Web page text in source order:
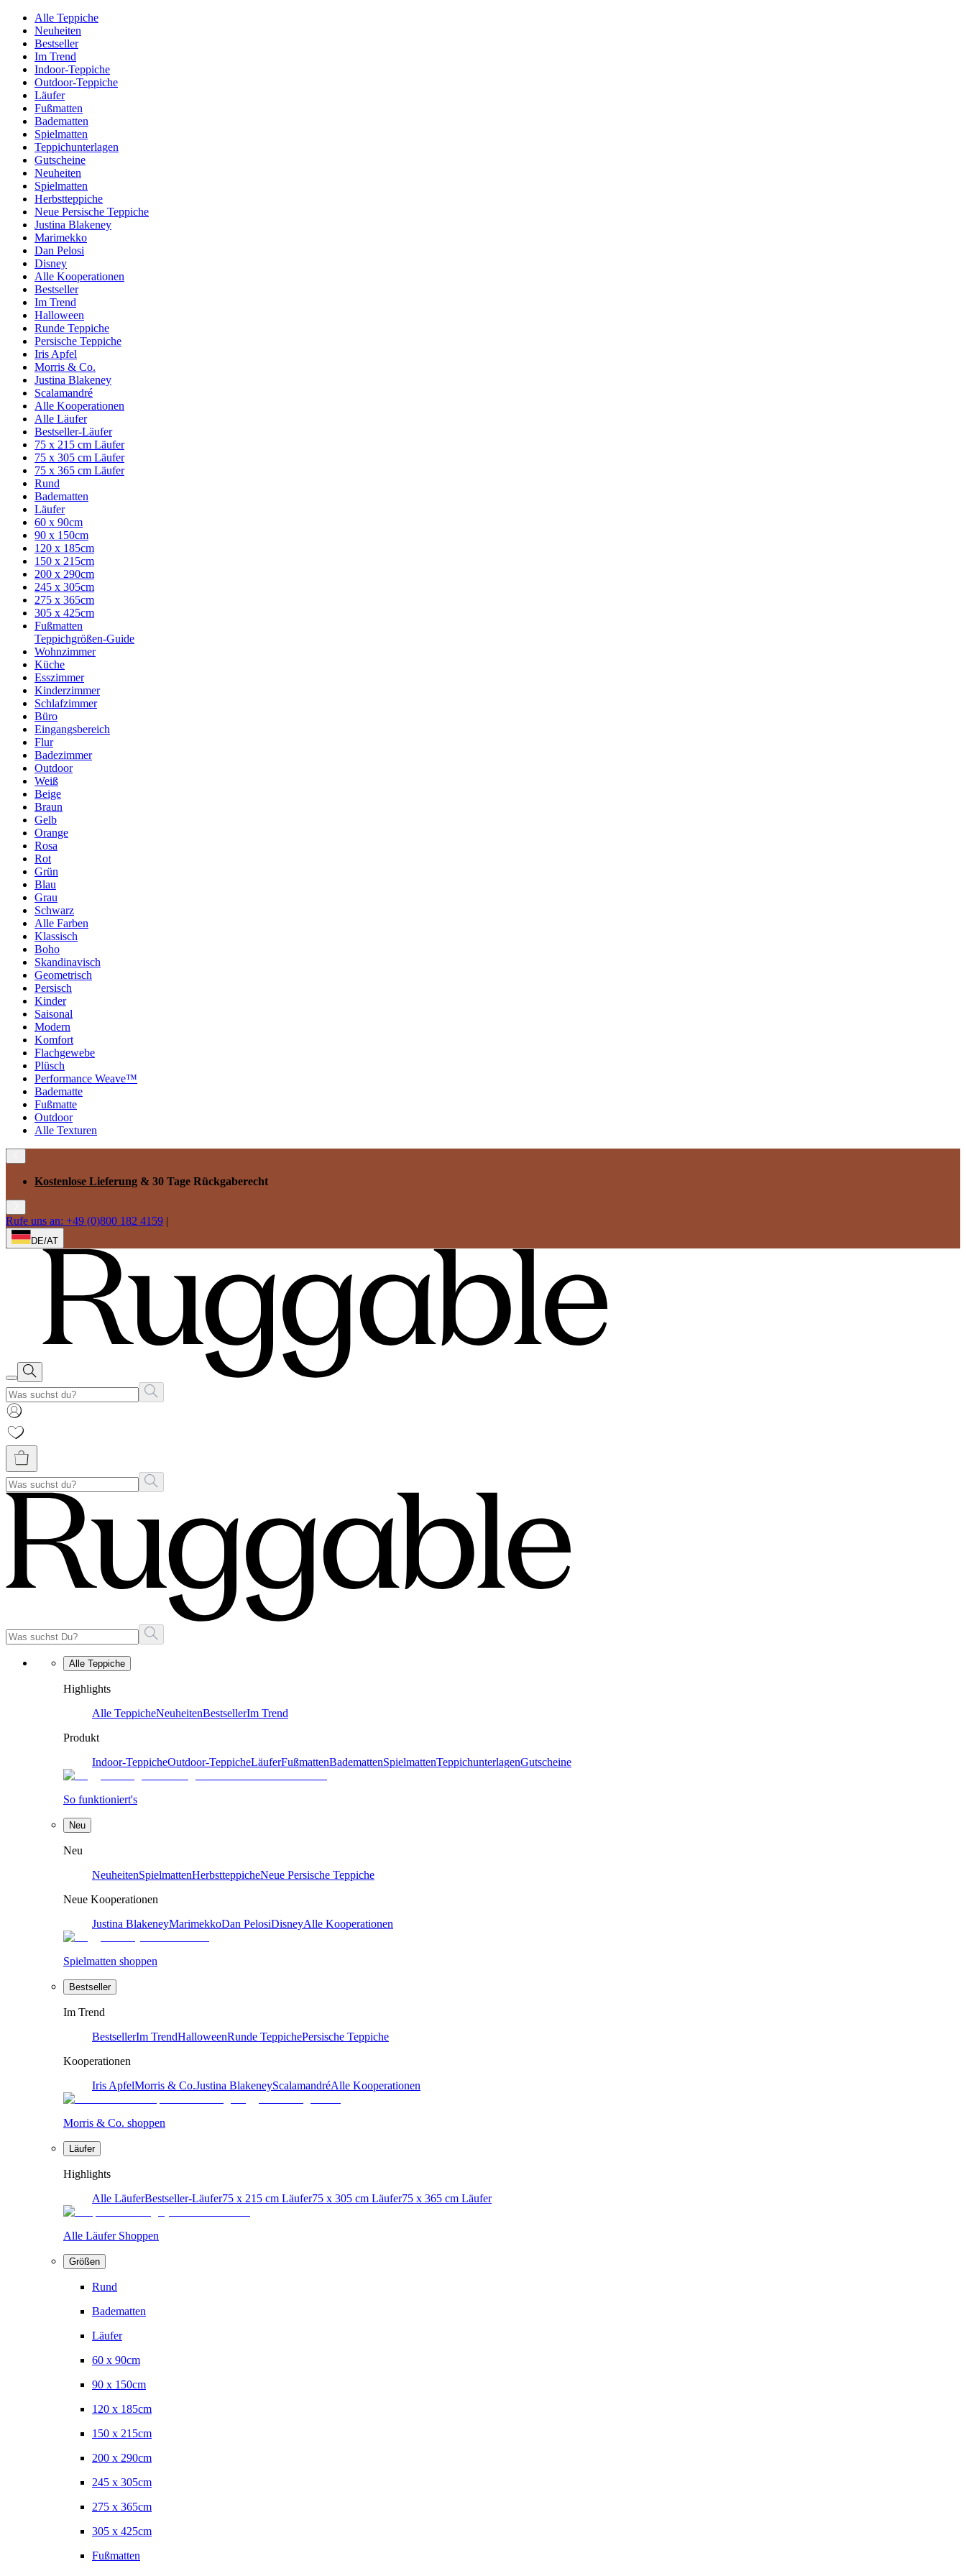
Alle Teppiche
Neuheiten
Bestseller
Im Trend
Indoor-Teppiche
Outdoor-Teppiche
Läufer
Fußmatten
Badematten
Spielmatten
Teppichunterlagen
Gutscheine
Neuheiten
Spielmatten
Herbstteppiche
Neue Persische Teppiche
Justina Blakeney
Marimekko
Dan Pelosi
Disney
Alle Kooperationen
Bestseller
Im Trend
Halloween
Runde Teppiche
Persische Teppiche
Iris Apfel
Morris & Co.
Justina Blakeney
Scalamandré
Alle Kooperationen
Alle Läufer
Bestseller-Läufer
75 x 215 cm Läufer
75 x 305 cm Läufer
75 x 365 cm Läufer
Rund
Badematten
Läufer
60 x 90cm
90 x 150cm
120 x 185cm
150 x 215cm
200 x 290cm
245 x 305cm
275 x 365cm
305 x 425cm
Fußmatten
Teppichgrößen-Guide
Wohnzimmer
Küche
Esszimmer
Kinderzimmer
Schlafzimmer
Büro
Eingangsbereich
Flur
Badezimmer
Outdoor
Weiß
Beige
Braun
Gelb
Orange
Rosa
Rot
Grün
Blau
Grau
Schwarz
Alle Farben
Klassisch
Boho
Skandinavisch
Geometrisch
Persisch
Kinder
Saisonal
Modern
Komfort
Flachgewebe
Plüsch
Performance Weave™
Badematte
Fußmatte
Outdoor
Alle Texturen
Kostenlose Lieferung & 30 Tage Rückgaberecht
Rufe uns an: +49 (0)800 182 4159 |
DE/AT
Alle Teppiche
Highlights
Alle TeppicheNeuheitenBestsellerIm Trend
Produkt
Indoor-TeppicheOutdoor-TeppicheLäuferFußmattenBademattenSpielmattenTeppichunterlagenGutscheine
So funktioniert's
Neu
Neu
NeuheitenSpielmattenHerbstteppicheNeue Persische Teppiche
Neue Kooperationen
Justina BlakeneyMarimekkoDan PelosiDisneyAlle Kooperationen
Spielmatten shoppen
Bestseller
Im Trend
BestsellerIm TrendHalloweenRunde TeppichePersische Teppiche
Kooperationen
Iris ApfelMorris & Co.Justina BlakeneyScalamandréAlle Kooperationen
Morris & Co. shoppen
Läufer
Highlights
Alle LäuferBestseller-Läufer75 x 215 cm Läufer75 x 305 cm Läufer75 x 365 cm Läufer
Alle Läufer Shoppen
Größen
Rund
Badematten
Läufer
60 x 90cm
90 x 150cm
120 x 185cm
150 x 215cm
200 x 290cm
245 x 305cm
275 x 365cm
305 x 425cm
Fußmatten